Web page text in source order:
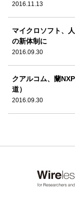
2016.11.13
マイクロソフト、
の新体制に
2016.09.30
クアルコム、蘭
道）
2016.09.30